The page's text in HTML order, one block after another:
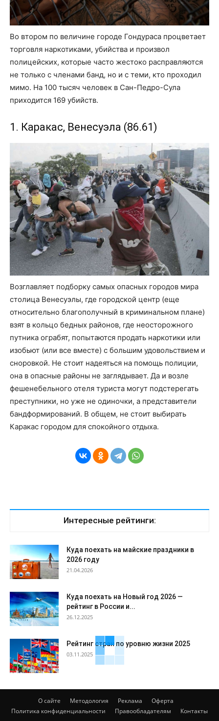
Во втором по величине городе Гондураса процветает
торговля наркотиками, убийства и произвол
полицейских, которые часто жестоко расправляются
не только с членами банд, но и с теми, кто проходил
мимо. На 100 тысяч человек в Сан-Педро-Сула
приходится 169 убийств.
1. Каракас, Венесуэла (86.61)
Возглавляет подборку самых опасных городов мира
столица Венесуэлы, где городской центр (еще
относительно благополучный в криминальном плане)
взят в кольцо бедных районов, где неосторожного
путника ограбят, попытаются продать наркотики или
изобьют (или все вместе) с большим удовольствием и
сноровкой. Не стоит надеяться на помощь полиции,
она в опасные районы не заглядывает. Да и возле
фешенебельного отеля туриста могут подстерегать
преступники, но уже не одиночки, а представители
бандформирований. В общем, не стоит выбирать
Каракас городом для спокойного отдыха.
Интересные рейтинги:
Куда поехать на майские праздники в
2026 году
21.04.2026
Куда поехать на Новый год 2026 —
рейтинг в России и...
26.12.2025
Рейтинг стран по уровню жизни 2025
03.11.2025
О сайте Методология Реклама
Оферта
Политика конфиденциальности
Правообладателям Контакты